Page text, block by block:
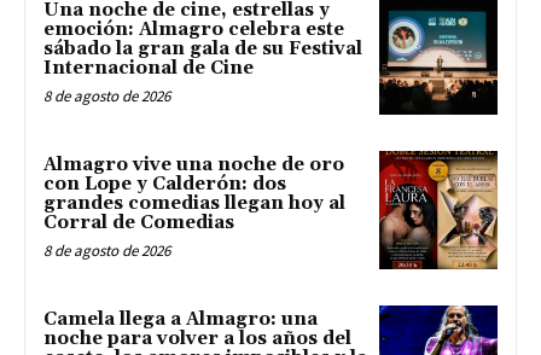
Una noche de cine, estrellas y
emoción: Almagro celebra este
sábado la gran gala de su Festival
Internacional de Cine
8 de agosto de 2026
Almagro vive una noche de oro
con Lope y Calderón: dos
grandes comedias llegan hoy al
Corral de Comedias
8 de agosto de 2026
Camela llega a Almagro: una
noche para volver a los años del